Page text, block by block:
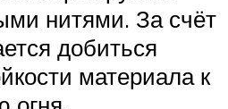
нитями. За счёт
добиться
материала к